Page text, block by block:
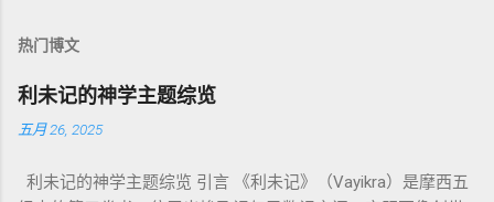
热门博文
利未记的神学主题综览
五月 26, 2025
利未记的神学主题综览 引言 《利未记》（Vayikra）是摩西五